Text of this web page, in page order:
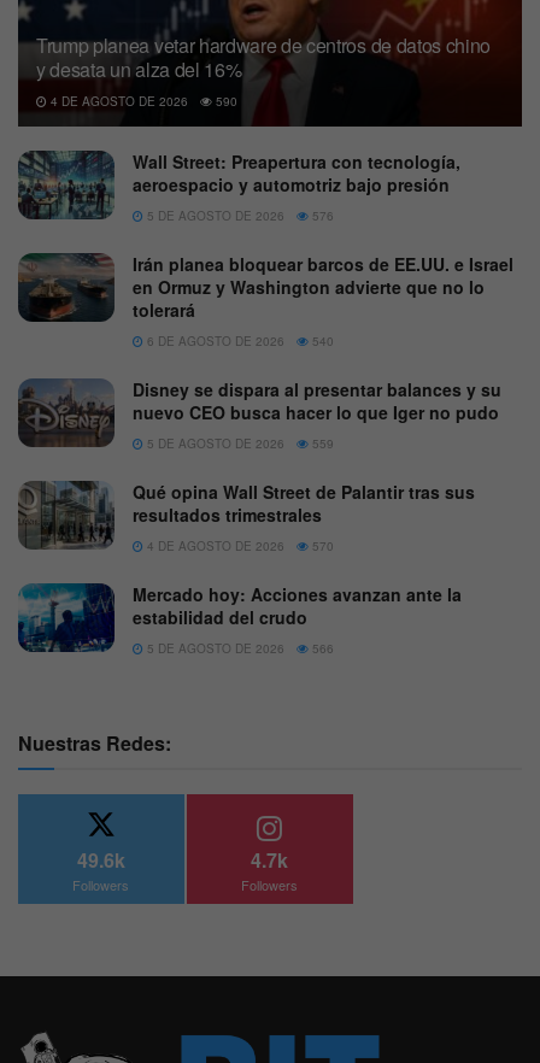
Trump planea vetar hardware de centros de datos chino
y desata un alza del 16%
4 DE AGOSTO DE 2026 590
Wall Street: Preapertura con tecnología,
aeroespacio y automotriz bajo presión
5 DE AGOSTO DE 2026 576
Irán planea bloquear barcos de EE.UU. e Israel
en Ormuz y Washington advierte que no lo
tolerará
6 DE AGOSTO DE 2026 540
Disney se dispara al presentar balances y su
nuevo CEO busca hacer lo que Iger no pudo
5 DE AGOSTO DE 2026 559
Qué opina Wall Street de Palantir tras sus
resultados trimestrales
4 DE AGOSTO DE 2026 570
Mercado hoy: Acciones avanzan ante la
estabilidad del crudo
5 DE AGOSTO DE 2026 566
Nuestras Redes:
49.6k
Followers
4.7k
Followers